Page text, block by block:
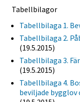
Tabellbilagor
Tabellbilaga 1.
Tabellbilaga 2.
(19.5.2015)
Tabellbilaga 3.
(19.5.2015)
Tabellbilaga 4.
beviljade bygglov